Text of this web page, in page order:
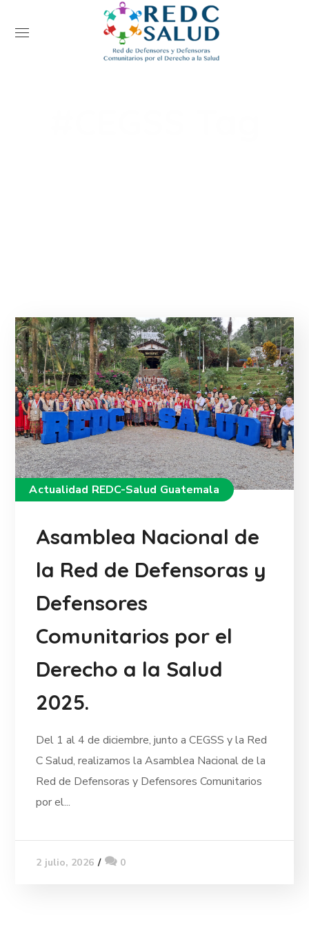
Actualidad REDC-Salud Guatemala
Asamblea Nacional de
la Red de Defensoras y
Defensores
Comunitarios por el
Derecho a la Salud
2025.
Del 1 al 4 de diciembre, junto a CEGSS y la Red
C Salud, realizamos la Asamblea Nacional de la
Red de Defensoras y Defensores Comunitarios
por el...
2 julio, 2026 0